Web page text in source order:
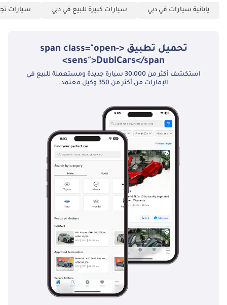
يابانية سيارات في دبي سيارات كبيرة للبيع في دبي سيارات
تحميل تطبيق <span class="open-
sens">DubiCars</span>
استكشف أكثر من 30،000 سيارة جديدة ومستعملة للبيع في
الإمارات من أكثر من 350 وكيل معتمد.